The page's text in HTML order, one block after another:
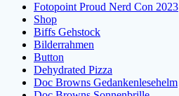
Fotopoint Proud Nerd Con 2023
Shop
Biffs Gehstock
Bilderrahmen
Button
Dehydrated Pizza
Doc Browns Gedankenlesehelm